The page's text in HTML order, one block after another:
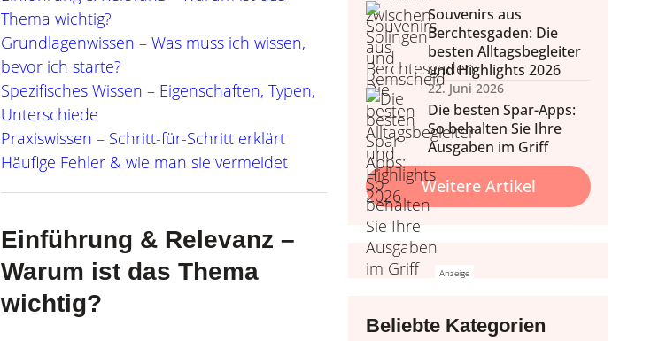
Urban Gardening, saisonale Tipps, Outdoor-Möbel
& Deko.
Gesundheit und Wohlbefinden
Work Life Balance, Home Wellness, Yoga und
mehr.
Thema wichtig?
Grundlagenwissen – Was muss ich wissen,
bevor ich starte?
Spezifisches Wissen – Eigenschaften, Typen,
Unterschiede
Praxiswissen – Schritt-für-Schritt erklärt
Häufige Fehler & wie man sie vermeidet
Einführung & Relevanz –
Warum ist das Thema
wichtig?
Souvenirs aus
Berchtesgaden: Die
besten Alltagsbegleiter
und Highlights 2026
22. Juni 2026
Die besten Spar-Apps:
So behalten Sie Ihre
Ausgaben im Griff
Weitere Artikel
Beliebte Kategorien